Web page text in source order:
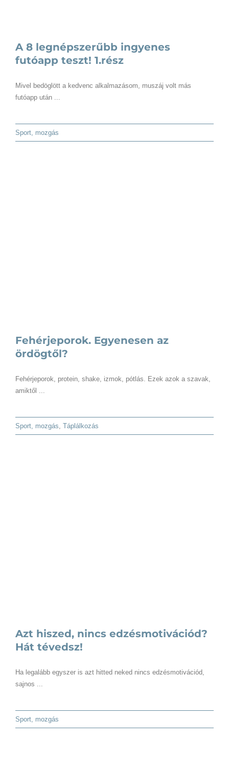
A 8 legnépszerűbb ingyenes
futóapp teszt! 1.rész
Mivel bedöglött a kedvenc alkalmazásom, muszáj volt más
futóapp után ...
Sport, mozgás
Fehérjeporok. Egyenesen az
ördögtől?
Fehérjeporok, protein, shake, izmok, pótlás. Ezek azok a szavak,
amiktől ...
Sport, mozgás Táplálkozás
Azt hiszed, nincs edzésmotivációd?
Hát tévedsz!
Ha legalább egyszer is azt hitted neked nincs edzésmotivációd,
sajnos ...
Sport, mozgás